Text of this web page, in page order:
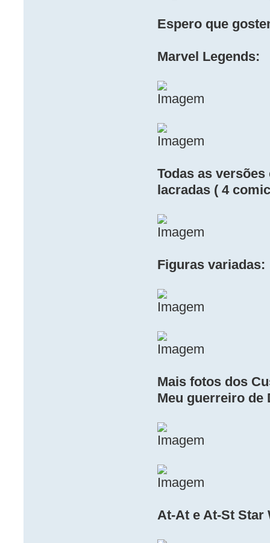
Espero que
Marvel Legends:
Todas as
lacradas ( 4
Figuras variadas:
Mais fotos dos
Meu guerreiro de
At-At e At-St Star